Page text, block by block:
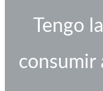
Tengo
consumir